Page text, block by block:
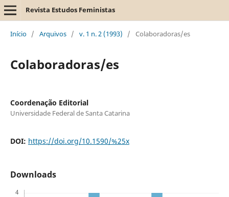
Revista Estudos Feministas
Início / Arquivos / v. 1 n. 2 (1993) / Colaboradoras/es
Colaboradoras/es
Coordenação Editorial
Universidade Federal de Santa Catarina
DOI: https://doi.org/10.1590/%25x
Downloads